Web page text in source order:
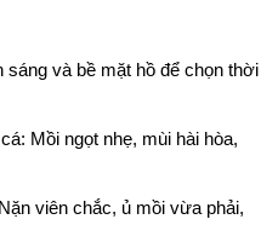
và bề mặt hồ để chọn thời
Mồi ngọt nhẹ, mùi hài hòa,
viên chắc, ủ mồi vừa phải,